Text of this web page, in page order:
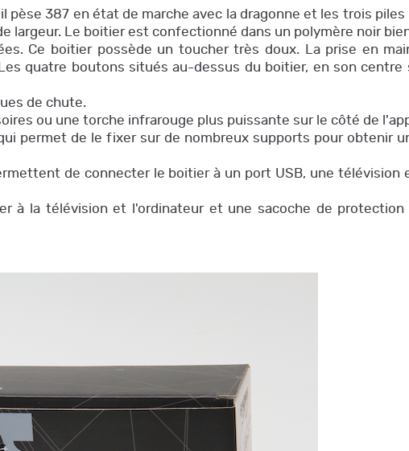
pèse 387 en état de marche avec la dragonne et les trois
largeur. Le boitier est confectionné dans un polymère noir
Ce boitier possède un toucher très doux. La prise en
quatre boutons situés au-dessus du boitier, en son
de chute.
ou une torche infrarouge plus puissante sur le côté de
permet de le fixer sur de nombreux supports pour obtenir
de connecter le boitier à un port USB, une télévision
à la télévision et l'ordinateur et une sacoche de